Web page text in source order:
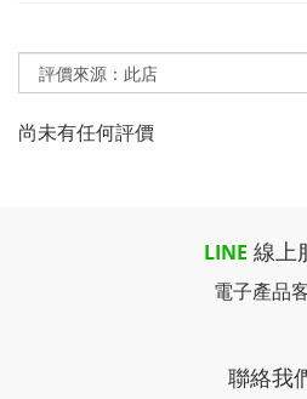
尚未有任何評價
LINE 線上
電子產品
聯絡我